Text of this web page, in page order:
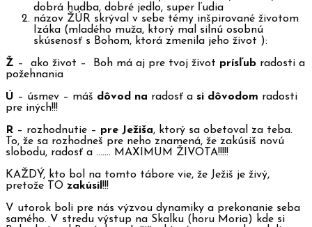
dobrá hudba, dobré jedlo, super ľudia
názov ŽÚR skrýval v sebe témy inšpirované životom
Izáka (mladého muža, ktorý mal silnú osobnú
skúsenosť s Bohom, ktorá zmenila jeho život ):
Ž – ako život – Boh má aj pre tvoj život prísľub radosti a
požehnania
Ú – úsmev – máš dôvod na radosť a si dôvodom radosti
pre iných!!!
R – rozhodnutie – pre Ježiša, ktorý sa obetoval za teba.
To, že sa rozhodneš pre neho znamená, že zakúsiš novú
slobodu, radosť a ……. MAXIMUM ŽIVOTA!!!!!
KAŽDÝ, kto bol na tomto tábore vie, že Ježiš je živý,
pretože TO zakúsil !!!
V utorok boli pre nás výzvou dynamiky a prekonanie seba
samého. V stredu výstup na Skalku (horu Moria) kde si